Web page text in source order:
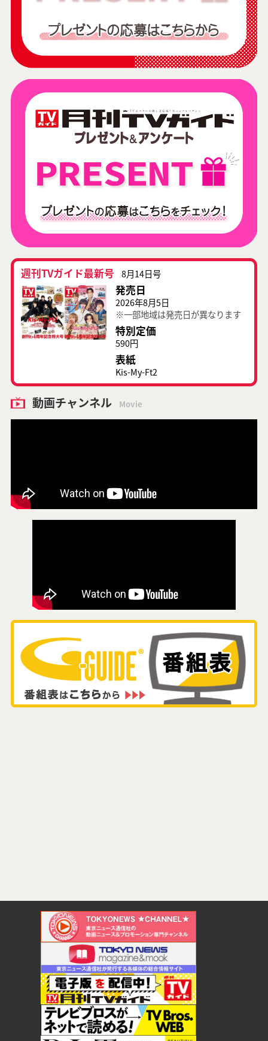
週刊TVガイド最新号 8月14日号
発売日
2026年8月5日
※一部地域は発売日が異なります
特別定価
590円
表紙
Kis-My-Ft2
動画チャンネル Movie